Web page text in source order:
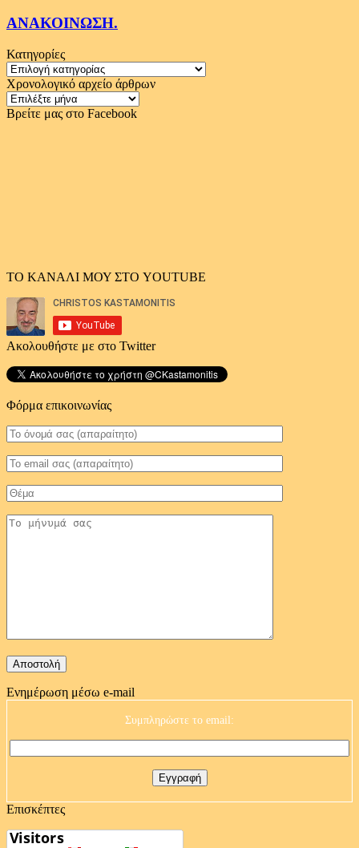
ΑΝΑΚΟΙΝΩΣΗ.
Κατηγορίες
Κατηγορίες
Χρονολογικό αρχείο άρθρων
Χρονολογικό
αρχείο
Βρείτε μας στο Facebook
ΤΟ ΚΑΝΑΛΙ ΜΟΥ ΣΤΟ YOUTUBE
Ακολουθήστε με στο Twitter
Φόρμα επικοινωνίας
Ενημέρωση μέσω e-mail
Συμπληρώστε το email:
Επισκέπτες